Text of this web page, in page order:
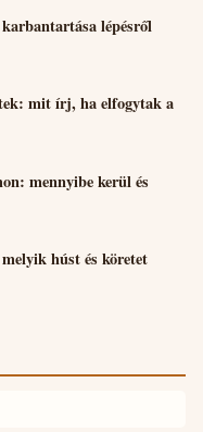
lépésről
mit írj, ha elfogytak a
mennyibe kerül és
húst és köretet